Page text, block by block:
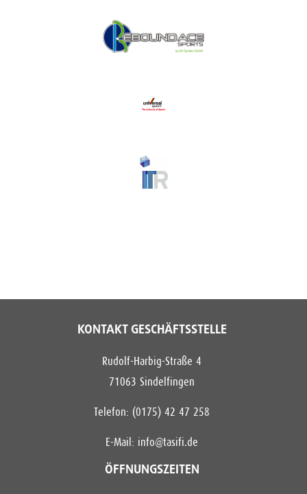
KONTAKT GESCHÄFTSSTELLE
Rudolf-Harbig-Straße 4
71063 Sindelfingen
Telefon: (0175) 42 47 258
E-Mail: info@tasifi.de
ÖFFNUNGSZEITEN